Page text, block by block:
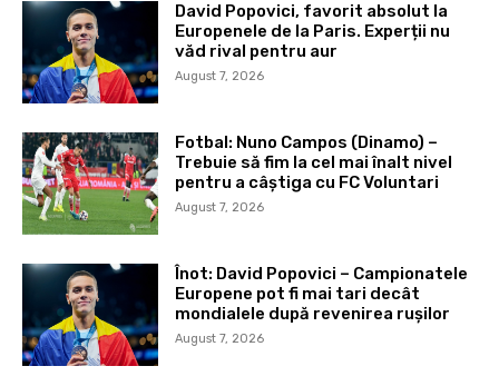
David Popovici, favorit absolut la
Europenele de la Paris. Experții nu
văd rival pentru aur
August 7, 2026
Fotbal: Nuno Campos (Dinamo) –
Trebuie să fim la cel mai înalt nivel
pentru a câștiga cu FC Voluntari
August 7, 2026
Înot: David Popovici – Campionatele
Europene pot fi mai tari decât
mondialele după revenirea rușilor
August 7, 2026